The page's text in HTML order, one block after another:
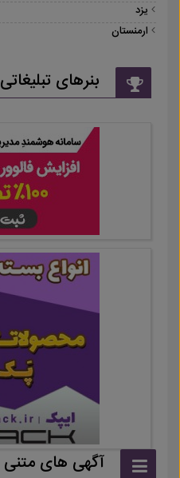
یزد
ارمنستان
بنرهای تبلیغاتی
آگهی های متنی